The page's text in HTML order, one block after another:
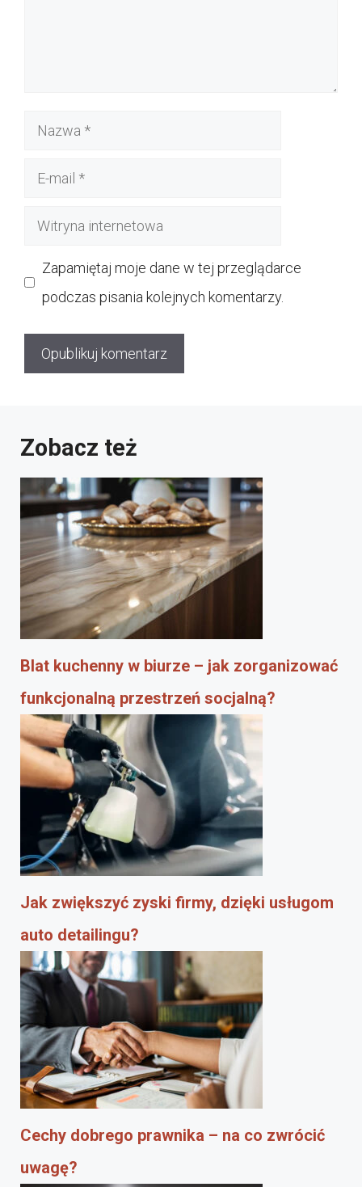
Nazwa
Witryna
Zapamiętaj moje dane w tej przeglądarce
podczas pisania kolejnych komentarzy.
Zobacz też
Blat kuchenny w biurze – jak zorganizować
funkcjonalną przestrzeń socjalną?
Jak zwiększyć zyski firmy, dzięki usługom
auto detailingu?
Cechy dobrego prawnika – na co zwrócić
uwagę?